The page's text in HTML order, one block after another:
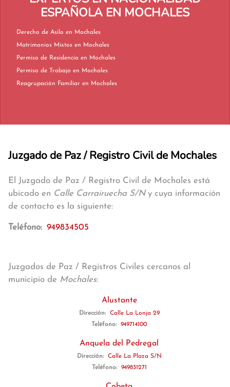
ESPAÑOLA EN MOCHALES
Derecho de Asilo en Mochales
Matrimonios Mixtos en Mochales
Permiso de Residencia en Mochales
Permiso de Trabajo en Mochales
Reagrupación Familiar en Mochales
Juzgado de Paz / Registro Civil de Mochales
El Juzgado de Paz / Registro Civil de Mochales está
ubicado en Calle Carrairuecha S/Ny cuya información
de contacto es la siguiente:
Teléfono: 949834505
Juzgados de Paz / Registros Civiles cercanos al
municipio de Mochales:
Alustante
Dirección:
Calle La Lonja 29
Teléfono:
949714100
Anquela del Pedregal
Dirección:
Calle La Plaza S/N
Teléfono:
949831271